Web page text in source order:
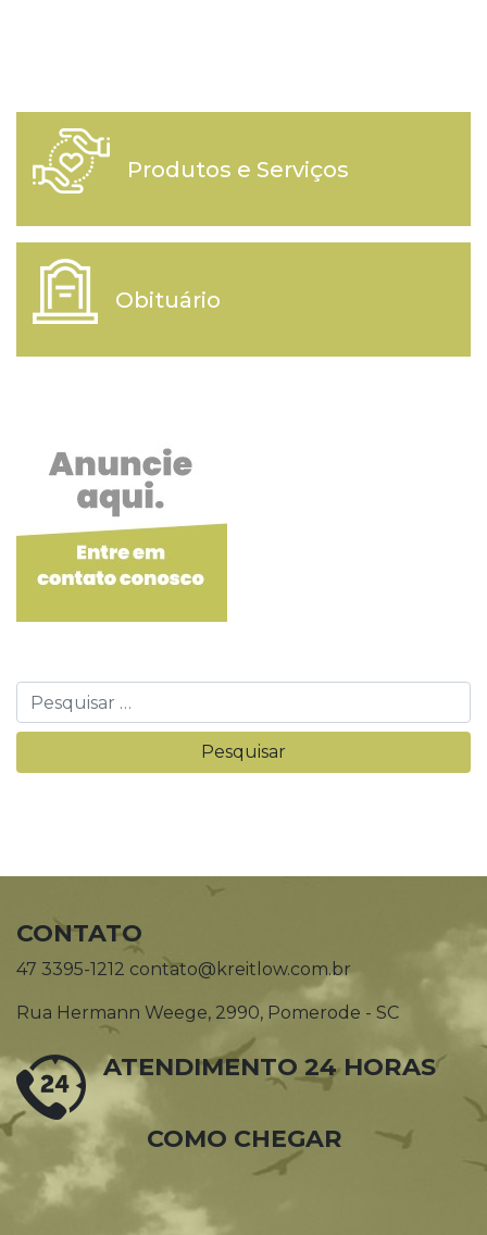
Produtos e Serviços
Obituário
CONTATO
47 3395-1212 contato@kreitlow.com.br
Rua Hermann Weege, 2990, Pomerode - SC
ATENDIMENTO 24 HORAS
COMO CHEGAR